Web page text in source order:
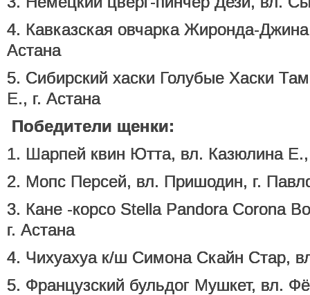
4. Кавказская овчарка Жиронда-
Астана
5. Сибирский хаски Голубые Хаски
Е., г. Астана
Победители щенки:
1. Шарпей квин Ютта, вл. Казюлина Е.,
2. Мопс Персей, вл. Пришодин, г.
3. Кане -корсо Stella Pandora Corona
г. Астана
4. Чихуахуа к/ш Симона Скайн Стар,
5. Французский бульдог Мушкет, вл.